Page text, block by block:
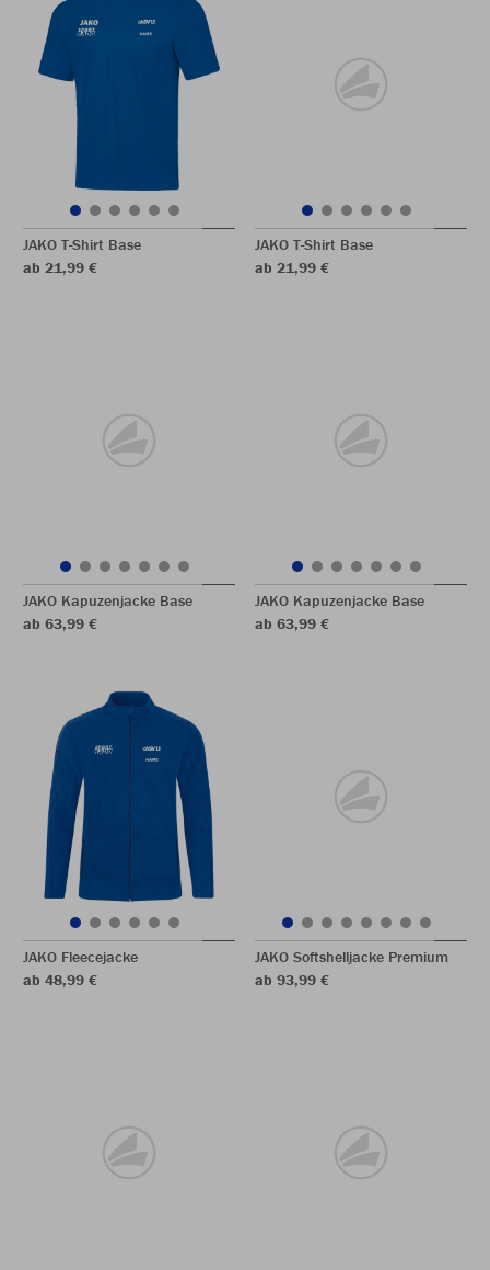
JAKO T-Shirt Base
ab 21,99 €
JAKO T-Shirt Base
ab 21,99 €
JAKO Kapuzenjacke Base
ab 63,99 €
JAKO Kapuzenjacke Base
ab 63,99 €
JAKO Fleecejacke
ab 48,99 €
JAKO Softshelljacke Premium
ab 93,99 €